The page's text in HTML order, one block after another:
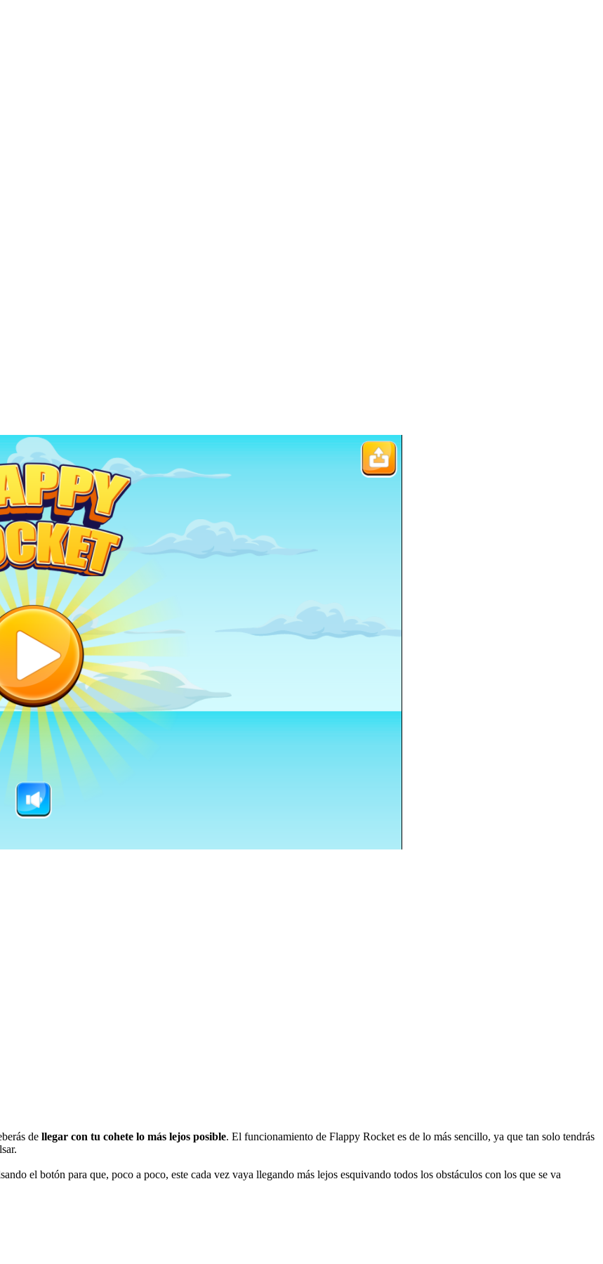
de llegar con tu cohete lo más lejos posible. El funcionamiento de Flappy Rocket es de lo más sencillo, ya que tan solo tendrás
el botón para que, poco a poco, este cada vez vaya llegando más lejos esquivando todos los obstáculos con los que se va